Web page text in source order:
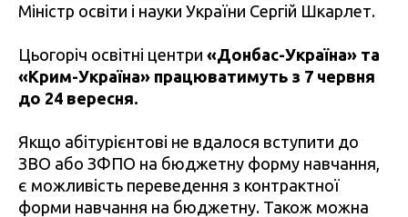
Міністр освіти і науки України Сергій Шкарлет.
Цьогоріч освітні центри «Донбас-Україна» та
«Крим-Україна» працюватимуть з 7 червня
до 24 вересня.
Якщо абітурієнтові не вдалося вступити до
ЗВО або ЗФПО на бюджетну форму навчання,
є можливість переведення з контрактної
форми навчання на бюджетну. Також можна